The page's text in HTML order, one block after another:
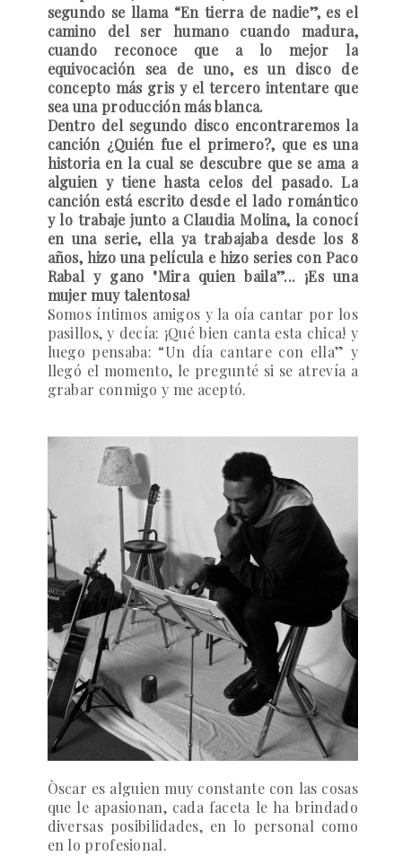
segundo se llama “En tierra de nadie”, es el
camino del ser humano cuando madura,
cuando reconoce que a lo mejor la
equivocación sea de uno, es un disco de
concepto más gris y el tercero intentare que
sea una producción más blanca.
Dentro del segundo disco encontraremos la
canción ¿Quién fue el primero?, que es una
historia en la cual se descubre que se ama a
alguien y tiene hasta celos del pasado. La
canción está escrito desde el lado romántico
y lo trabaje junto a Claudia Molina, la conocí
en una serie, ella ya trabajaba desde los 8
años, hizo una película e hizo series con Paco
Rabal y gano "Mira quien baila”... ¡Es una
mujer muy talentosa!
Somos íntimos amigos y la oía cantar por los
pasillos, y decía: ¡Qué bien canta esta chica! y
luego pensaba: “Un día cantare con ella” y
llegó el momento, le pregunté si se atrevía a
grabar conmigo y me aceptó.
Òscar es alguien muy constante con las cosas
que le apasionan, cada faceta le ha brindado
diversas posibilidades, en lo personal como
en lo profesional.